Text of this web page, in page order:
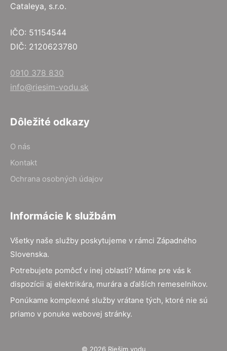
Cataleya, s.r.o.
IČO: 51154544
DIČ: 2120623780
0910 378 830
info@riesim-vodu.sk
Dôležité odkazy
O nás
Kontakt
Ochrana osobných údajov
Informácie k službám
Všetky naše služby poskytujeme v rámci Západného
Slovenska.
Potrebujete pomôcť v inej oblasti? Máme pre vás k
dispozícii aj elektrikára, murára a ďalších remeselníkov.
Ponúkame komplexné služby vrátane tých, ktoré nie sú
priamo v ponuke webovej stránky.
© 2026 Riešim vodu